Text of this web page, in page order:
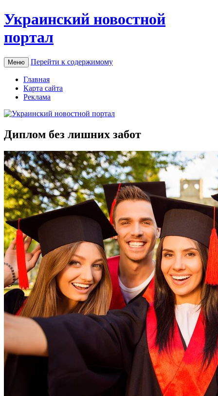
Украинский новостной
портал
Меню Перейти к содержимому
Главная
Карта сайта
Реклама
Диплом без лишних забот